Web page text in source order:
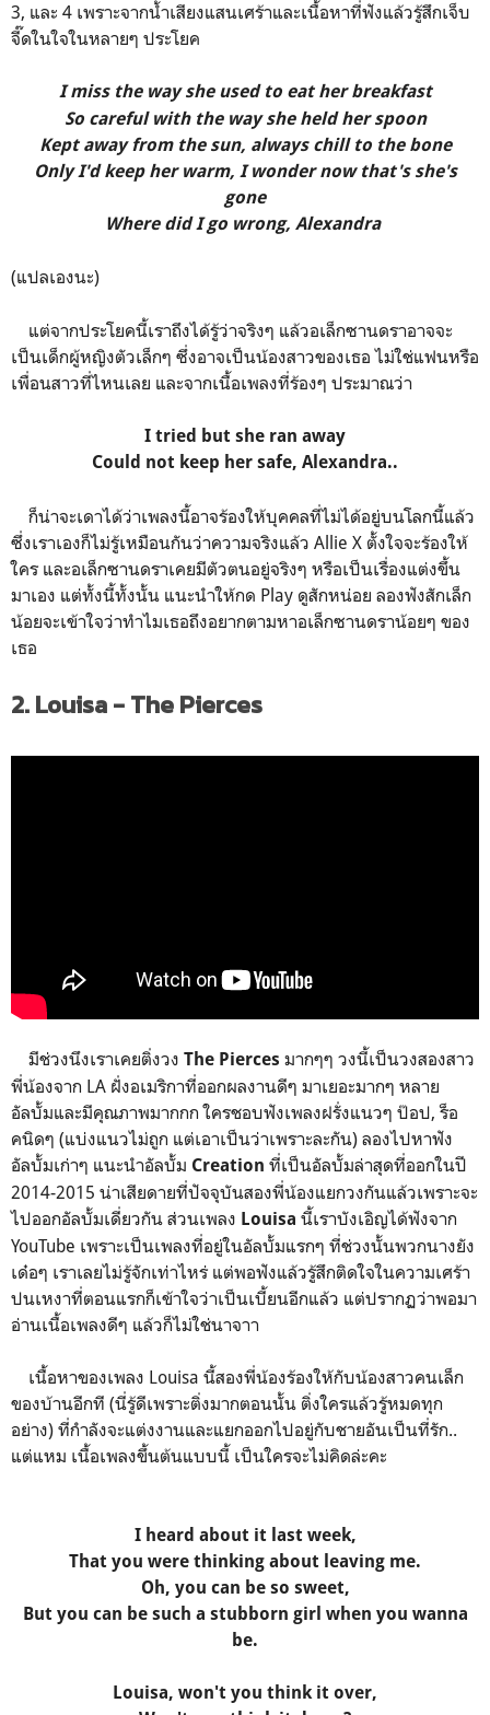
3, และ 4 เพราะจากน้ำเสียงแสนเศร้าและเนื้อหาที่ฟังแล้วรู้สึกเจ็บ
จี๊ดในใจในหลายๆ ประโยค
I miss the way she used to eat her breakfast
So careful with the way she held her spoon
Kept away from the sun, always chill to the bone
Only I'd keep her warm, I wonder now that's she's
gone
Where did I go wrong, Alexandra
(แปลเองนะ)
แต่จากประโยคนี้เราถึงได้รู้ว่าจริงๆ แล้วอเล็กซานดราอาจจะ
เป็นเด็กผู้หญิงตัวเล็กๆ ซึ่งอาจเป็นน้องสาวของเธอ ไม่ใช่แฟนหรือ
เพื่อนสาวที่ไหนเลย และจากเนื้อเพลงที่ร้องๆ ประมาณว่า
I tried but she ran away
Could not keep her safe, Alexandra..
ก็น่าจะเดาได้ว่าเพลงนี้อาจร้องให้บุคคลที่ไม่ได้อยู่บนโลกนี้แล้ว
ซึ่งเราเองก็ไม่รู้เหมือนกันว่าความจริงแล้ว Allie X ตั้งใจจะร้องให้
ใคร และอเล็กซานดราเคยมีตัวตนอยู่จริงๆ หรือเป็นเรื่องแต่งขึ้น
มาเอง แต่ทั้งนี้ทั้งนั้น แนะนำให้กด Play ดูสักหน่อย ลองฟังสักเล็ก
น้อยจะเข้าใจว่าทำไมเธอถึงอยากตามหาอเล็กซานดราน้อยๆ ของ
เธอ
2. Louisa - The Pierces
มีช่วงนึงเราเคยติ่งวง The Pierces มากๆๆ วงนี้เป็นวงสองสาว
พี่น้องจาก LA ฝั่งอเมริกาที่ออกผลงานดีๆ มาเยอะมากๆ หลาย
อัลบั้มและมีคุณภาพมากกก ใครชอบฟังเพลงฝรั่งแนวๆ ป๊อป, ร็อ
คนิดๆ (แบ่งแนวไม่ถูก แต่เอาเป็นว่าเพราะละกัน) ลองไปหาฟัง
อัลบั้มเก่าๆ แนะนำอัลบั้ม Creation ที่เป็นอัลบั้มล่าสุดที่ออกในปี
2014-2015 น่าเสียดายที่ปัจจุบันสองพี่น้องแยกวงกันแล้วเพราะจะ
ไปออกอัลบั้มเดี่ยวกัน ส่วนเพลง Louisa นี้เราบังเอิญได้ฟังจาก
YouTube เพราะเป็นเพลงที่อยู่ในอัลบั้มแรกๆ ที่ช่วงนั้นพวกนางยัง
เด๋อๆ เราเลยไม่รู้จักเท่าไหร่ แต่พอฟังแล้วรู้สึกติดใจในความเศร้า
ปนเหงาที่ตอนแรกก็เข้าใจว่าเป็นเบี้ยนอีกแล้ว แต่ปรากฏว่าพอมา
อ่านเนื้อเพลงดีๆ แล้วก็ไม่ใช่นาจาา
เนื้อหาของเพลง Louisa นี้สองพี่น้องร้องให้กับน้องสาวคนเล็ก
ของบ้านอีกที (นี่รู้ดีเพราะติ่งมากตอนนั้น ติ่งใครแล้วรู้หมดทุก
อย่าง) ที่กำลังจะแต่งงานและแยกออกไปอยู่กับชายอันเป็นที่รัก..
แต่แหม เนื้อเพลงขึ้นต้นแบบนี้ เป็นใครจะไม่คิดล่ะคะ
I heard about it last week,
That you were thinking about leaving me.
Oh, you can be so sweet,
But you can be such a stubborn girl when you wanna
be.
Louisa, won't you think it over,